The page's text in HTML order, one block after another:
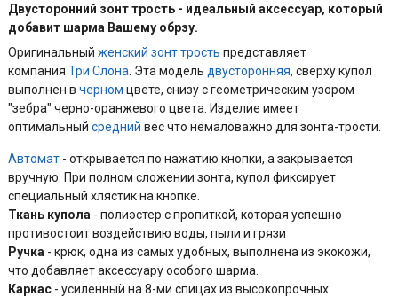
Двусторонний зонт трость - идеальный аксессуар, который
добавит шарма Вашему обрзу.
Оригинальныйженский зонт трость представляет
компанияТри Слона . Эта модель двусторонняя, сверху купол
выполнен вчерном цвете, снизу с геометрическим узором
"зебра" черно-оранжевого цвета. Изделие имеет
оптимальныйсредний вес что немаловажно для зонта-трости.
Автомат - открывается по нажатию кнопки, а закрывается
вручную. При полном сложении зонта, купол фиксирует
специальный хлястик на кнопке.
Ткань купола - полиэстер с пропиткой, которая успешно
противостоит воздействию воды, пыли и грязи
Ручка - крюк, одна из самых удобных, выполнена из экокожи,
что добавляет аксессуару особого шарма.
Каркас - усиленный на 8-ми спицах из высокопрочных